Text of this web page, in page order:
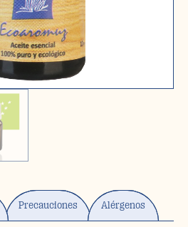
Precauciones Alérgenos